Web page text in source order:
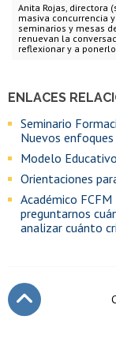
Anita Rojas, directora
masiva concurrencia
seminarios y mesas
renuevan la
reflexionar y a
ENLACES
Seminario
Nuevos
Modelo
Orientaciones
Académico
preguntarnos
analizar cuánto